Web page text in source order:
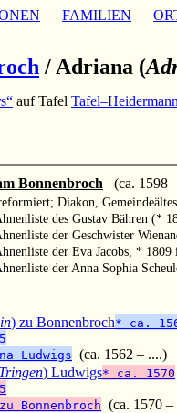
FAMILIEN
/ Adriana (
auf Tafel
Bonnenbroch (ca. 1598
Diakon,
des Gustav Bähren (*
der Geschwister
der Eva Jacobs, *
der Anna Sophia
) zu Bonnenbroch* ca.
Ludwigs (ca. 1562 – ....)
Tringen) Ludwigs* ca. 1570
Bonnenbroch (ca. 1570 –